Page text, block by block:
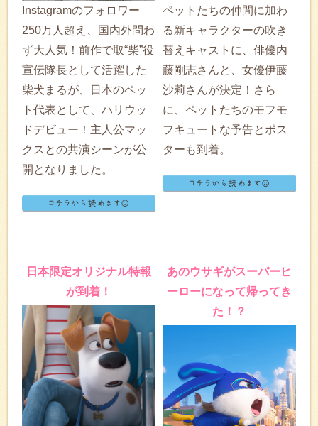
Instagramのフォロワー
250万人超え、国内外問わ
ず大人気！前作で取“柴”役
宣伝隊長として活躍した
柴犬まるが、日本のペッ
ト代表として、ハリウッ
ドデビュー！主人公マッ
クスとの共演シーンが公
開となりました。
ペットたちの仲間に加わ
る新キャラクターの吹き
替えキャストに、俳優内
藤剛志さんと、女優伊藤
沙莉さんが決定！さら
に、ペットたちのモフモ
フキュートな予告とポス
ターも到着。
日本限定オリジナル特報
が到着！
あのウサギがスーパーヒ
ーローになって帰ってき
た！？